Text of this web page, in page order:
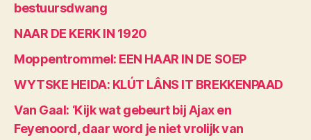
bestuursdwang
NAAR DE KERK IN 1920
Moppentrommel: EEN HAAR IN DE SOEP
WYTSKE HEIDA: KLÚT LÂNS IT BREKKENPAAD
Van Gaal: ‘Kijk wat gebeurt bij Ajax en
Feyenoord, daar word je niet vrolijk van